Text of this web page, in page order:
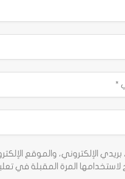
الإلكتروني، والموقع
المرة المقبلة في